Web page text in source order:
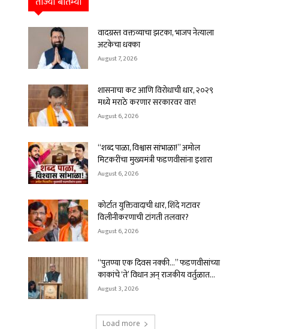
वादग्रस्त वक्तव्याचा झटका, भाजप नेत्याला
अटकेचा धक्का
August 7, 2026
शासनाचा कट आणि विरोधाची धार, २०२९
मध्ये मराठे करणार सरकारवर वार!
August 6, 2026
“शब्द पाळा, विश्वास सांभाळा!” अमोल
मिटकरींचा मुख्यमंत्री फडणवीसांना इशारा
August 6, 2026
कोर्टात युक्तिवादाची धार, शिंदे गटावर
विलीनीकरणाची टांगती तलवार?
August 6, 2026
“पुतण्या एक दिवस नक्की…” फडणवीसांच्या
काकांचे ‘ते’ विधान अन् राजकीय वर्तुळात...
August 3, 2026
Load more